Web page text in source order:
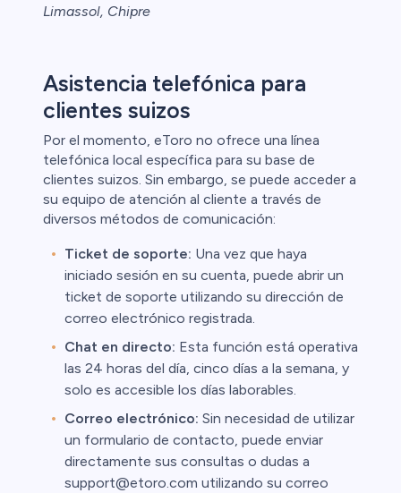
Limassol, Chipre
Asistencia telefónica para
clientes suizos
Por el momento, eToro no ofrece una línea
telefónica local específica para su base de
clientes suizos. Sin embargo, se puede acceder a
su equipo de atención al cliente a través de
diversos métodos de comunicación:
Ticket de soporte: Una vez que haya
iniciado sesión en su cuenta, puede abrir un
ticket de soporte utilizando su dirección de
correo electrónico registrada.
Chat en directo: Esta función está operativa
las 24 horas del día, cinco días a la semana, y
solo es accesible los días laborables.
Correo electrónico: Sin necesidad de utilizar
un formulario de contacto, puede enviar
directamente sus consultas o dudas a
support@etoro.com utilizando su correo